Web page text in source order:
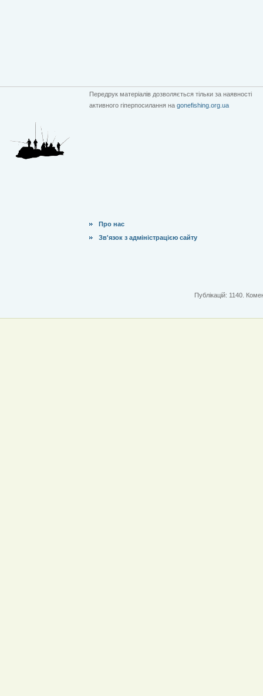
Передрук матеріалів дозволяється тільки за наявності
активного гіперпосилання на gonefishing.org.ua
Про нас
Зв'язок з адміністрацією сайту
Публікацій: 1140.